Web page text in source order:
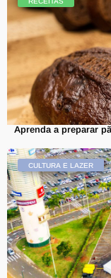
Aprenda a preparar
CULTURA E LAZER